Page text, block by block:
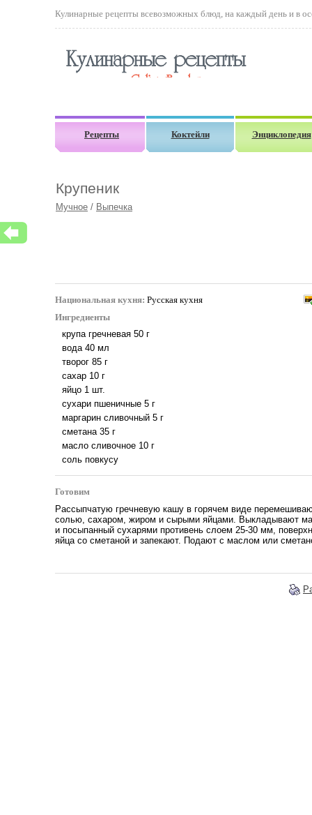
Кулинарные рецепты всевозможных блюд, на каждый день и в
Рецепты Коктейли Энциклопедия
Крупеник
Мучное / Выпечка
Национальная кухня: Русская кухня
Ингредиенты
крупа гречневая 50 г
вода 40 мл
творог 85 г
сахар 10 г
яйцо 1 шт.
сухари пшеничные 5 г
маргарин сливочный 5 г
сметана 35 г
масло сливочное 10 г
соль повкусу
Готовим
Рассыпчатую гречневую кашу в горячем виде
солью, сахаром, жиром и сырыми яйцами. Выкладывают
и посыпанный сухарями противень слоем 25-30 мм,
яйца со сметаной и запекают. Подают с маслом или